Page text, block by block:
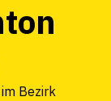
Bezirk